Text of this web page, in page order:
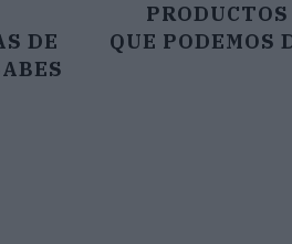
DE
QUE PODEMOS